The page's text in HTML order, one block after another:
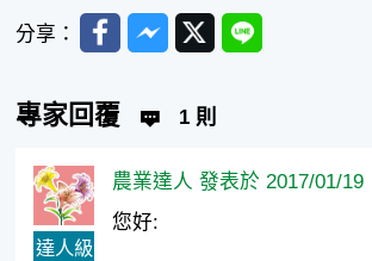
分享： FacebookMessenger
TwitterLine
專家回覆 1 則
達人級
農業達人 發表於 2017/01/19
您好: